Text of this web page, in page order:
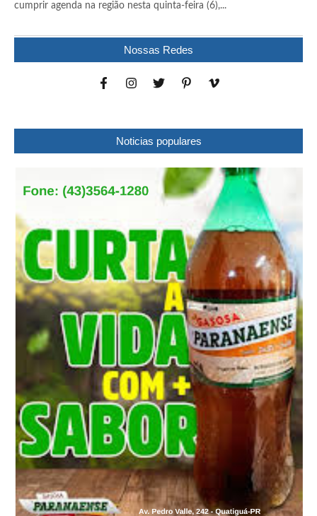
cumprir agenda na região nesta quinta-feira (6),...
Nossas Redes
Noticias populares